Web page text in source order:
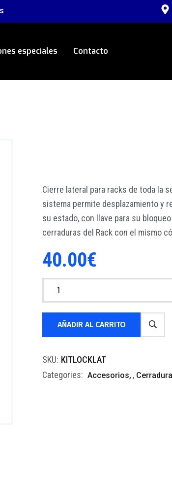
especiales Contacto
Cierre lateral para racks de toda la
sistema permite desplazamiento y
su estado, con llave para su
cerraduras del Rack con el mismo
40.00€
AÑADIR AL CARRITO
SKU: KITLOCKLAT
Categories: Accesorios ,